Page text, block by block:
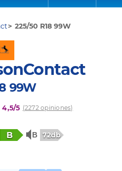
225/50 R18 99W
99W
4,5/5 (2272 opiniones)
B 72db